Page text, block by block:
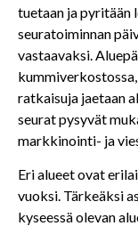
tuetaan ja pyritään
seuratoiminnan
vastaavaksi.
ratkaisuja jaetaan
seurat pysyvät
markkinointi- ja
Eri alueet ovat
vuoksi. Tärkeäksi
kyseessä olevan